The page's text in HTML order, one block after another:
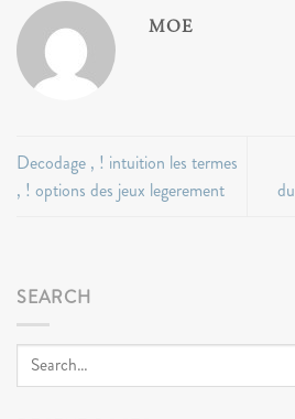
MOE
Decodage , ! intuition les termes
, ! options des jeux legerement
SEARCH